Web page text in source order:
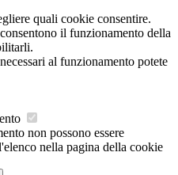
quali cookie consentire.
il funzionamento della
al funzionamento potete
non possono essere
nella pagina della cookie